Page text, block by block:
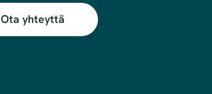
Ota yhteyttä